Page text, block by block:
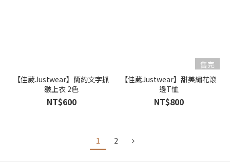
【佳葳Justwear】簡約文字抓
皺上衣 2色
NT$600
售完
【佳葳Justwear】甜美繡花滾
邊T恤
NT$800
1 2